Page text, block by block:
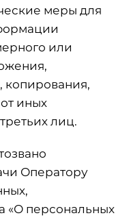
меры для
или
копирования,
иных
лиц.
Оператору
«О персональных